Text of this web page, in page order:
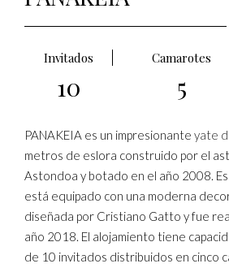
Invitados Camarotes
10 5
PANAKEIA es un impresionante yate
metros de eslora construido por el
Astondoa y botado en el año 2008.
está equipado con una moderna
diseñada por Cristiano Gatto y fue
año 2018. El alojamiento tiene
de 10 invitados distribuidos en cinco